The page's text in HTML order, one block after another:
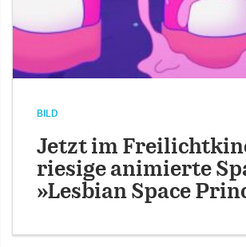
BILD
Jetzt im
riesige animierte
»Lesbian Space